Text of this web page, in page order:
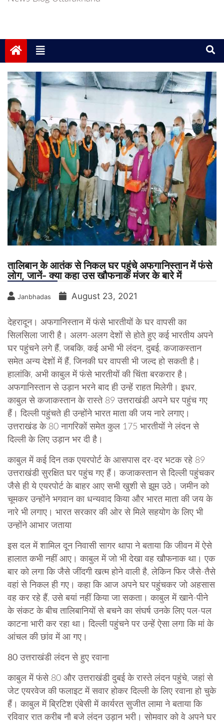
तालिबान के आतंक से निकल घर पहुंचे अफगानिस्तान में फंसे
लोग, जानें- क्या कहा उस खौफनाक मंजर के बारे में
Janbhadas August 23, 2021
देहरादून। अफगानिस्तान में फंसे भारतीयों के घर वापसी का
सिलसिला जारी है। अलग-अलग देशों से होते हुए कई भारतीय अपने
घर पहुंचने लगे हैं, जबकि, कई अभी भी लंदन, दुबई, कजाकस्तान
समेत अन्य देशों में हैं, जिनकी घर वापसी भी जल्द हो सकती है।
हालांकि, अभी काबुल में फंसे भारतीयों की चिंता बरकरार है।
अफगानिस्तान से उड़ान भरने बाद ही उन्हें राहत मिलेगी। इधर,
काबुल से कजाकस्तान के रास्ते 89 उत्तराखंडी अपने घर पहुंच गए
हैं। दिल्ली पहुंचते ही उन्होंने भारत माता की जय नारे लगाए।
उत्तराखंड के 80 नागरिकों समेत कुल 175 भारतीयों ने लंदन से
दिल्ली के लिए उड़ान भर दी है।
काबुल में कई दिन तक एयरपोर्ट के आसपास दर-दर भटक रहे 89
उत्तराखंडी सुरक्षित घर पहुंच गए हैं। कजाकस्तान से दिल्ली पहुंचकर
जैसे ही ये एयरपोर्ट के बाहर आए सभी खुशी से झूम उठे। जमीन को
चूमकर उन्होंने भगवान का धन्यवाद किया और भारत माता की जय के
नारे भी लगाए। भारत सरकार की ओर से मिले सहयोग के लिए भी
उन्होंने आभार जताया
इस दल में शामिल दून निवासी सागर थापा ने बताया कि जीवन में ऐसे
हालात कभी नहीं आए। काबुल में जो भी देखा वह खौफनाक था। एक
बार को लगा कि जैसे जींदगी खत्म होने वाली है, लेकिन फिर जैसे-तैसे
वहां से निकल ही गए। कहा कि आज अपने घर पहुंचकर जो अहसास
वह कर रहे हैं, उसे बयां नहीं किया जा सकता। काबुल में खाने-पीने
के संकट के बीच तालिबानियों से बचने का संघर्ष उनके लिए पल-पल
काटना भारी कर रहा था। दिल्ली पहुंचने पर उन्हें ऐसा लगा कि मां के
आंचल की छांव में आ गए।
80 उत्तराखंडी लंदन से हुए रवाना
काबुल में फंसे 80 और उत्तराखंडी दुबई के रास्ते लंदन पहुंचे, जहां से
जेट एयरवेज की फलाइट में सवार होकर दिल्ली के लिए रवाना हो चुके
हैं। काबुल में ब्रिटिश एंबेसी में कार्यरत सुजीत लामा ने बताया कि
रविवार रात करीब नौ बजे लंदन उड़ान भरी। सोमवार को वे अपने घर